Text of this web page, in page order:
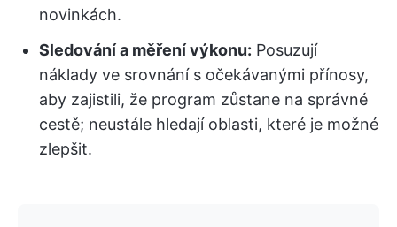
novinkách.
Sledování a měření výkonu: Posuzují
náklady ve srovnání s očekávanými přínosy,
aby zajistili, že program zůstane na správné
cestě; neustále hledají oblasti, které je možné
zlepšit.